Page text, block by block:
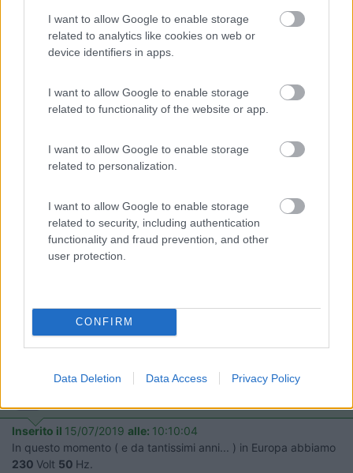
I want to allow Google to enable storage
related to analytics like cookies on web or
device identifiers in apps.
I want to allow Google to enable storage
related to functionality of the website or app.
I want to allow Google to enable storage
related to personalization.
I want to allow Google to enable storage
related to security, including authentication
functionality and fraud prevention, and other
user protection.
CONFIRM
Data Deletion Data Access Privacy Policy
ok ma visto cosa ci alimentii a mio parere sempre da profano
andava bene anche un onda modificata con minor costo e in
proporzione meno assorbimento
il tornitore
Inserito il15/07/2019 alle:00:18:15
In risposta al messaggio di
Grazie... Ma quindi perché il ventilatore va più forte a 60 hz​​​​​​?
Normale che a 60Hz il ventilatore va più forte (di un 20%)
poichè la velocità di sincronismo aumenta di un 20%. La
velocità di sincronismo è la velocità di rotazione del campo
Ovviamente andando più forte aumenterà anche
Emme48
25028
Inserito il 15/07/2019 alle: 10:10:04
In questo momento ( e da tantissimi anni... ) in Europa abbiamo
230 Volt 50 Hz.